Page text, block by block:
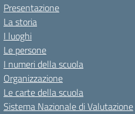
Presentazione
La storia
I luoghi
Le persone
I numeri della scuola
Organizzazione
Le carte della scuola
Sistema Nazionale di Valutazione